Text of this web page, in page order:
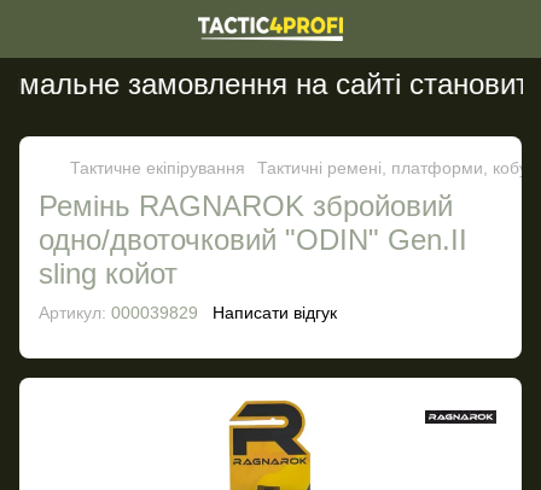
замовлення на сайті становить
Тактичне екіпірування Тактичні ремені, платформи,
Ремінь RAGNAROK збройовий
одно/двоточковий "ODIN" Gen.II
sling койот
Артикул: 000039829 Написати відгук